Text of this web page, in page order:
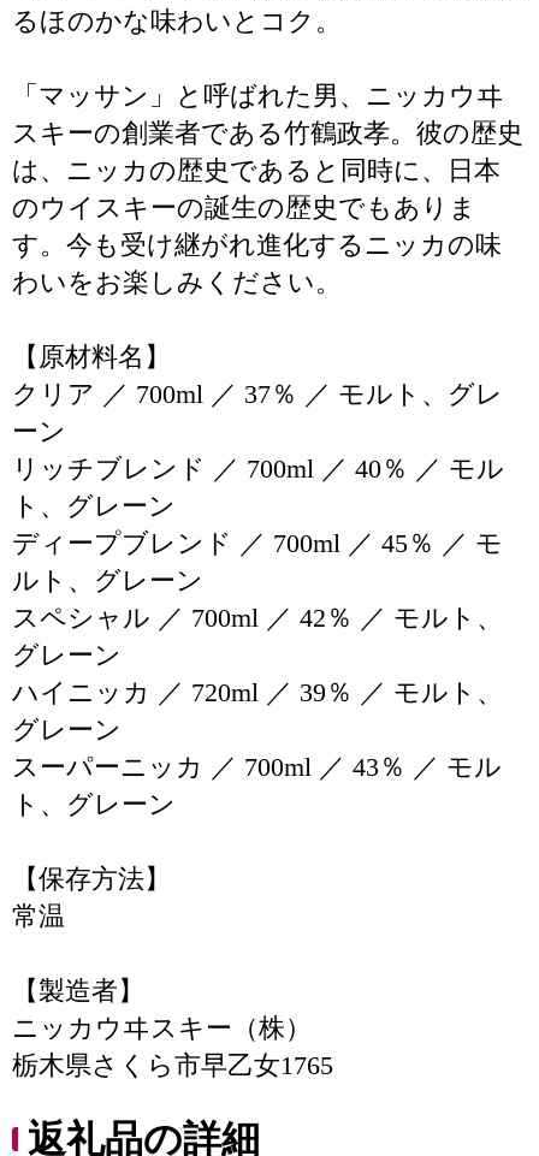
るほのかな味わいとコク。
「マッサン」と呼ばれた男、ニッカウヰ
スキーの創業者である竹鶴政孝。彼の歴史
は、ニッカの歴史であると同時に、日本
のウイスキーの誕生の歴史でもありま
す。今も受け継がれ進化するニッカの味
わいをお楽しみください。
【原材料名】
クリア ／ 700ml ／ 37％ ／ モルト、グレ
ーン
リッチブレンド ／ 700ml ／ 40％ ／ モル
ト、グレーン
ディープブレンド ／ 700ml ／ 45％ ／ モ
ルト、グレーン
スペシャル ／ 700ml ／ 42％ ／ モルト、
グレーン
ハイニッカ ／ 720ml ／ 39％ ／ モルト、
グレーン
スーパーニッカ ／ 700ml ／ 43％ ／ モル
ト、グレーン
【保存方法】
常温
【製造者】
ニッカウヰスキー（株）
栃木県さくら市早乙女1765
返礼品の詳細